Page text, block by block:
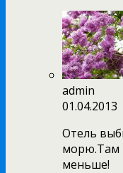
admin
01.04.2013
Отель
морю.Там
меньше!